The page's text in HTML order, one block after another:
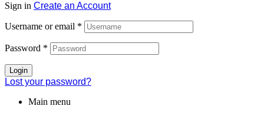
Sign in Create an Account
Username or email *
Password *
Login
Lost your password?
Main menu